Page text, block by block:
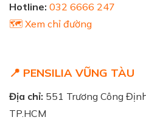
Hotline: 032 6666 247
🗺️ Xem chỉ đường
📍 PENSILIA VŨNG TÀU
Địa chỉ: 551 Trương Công
TP.HCM